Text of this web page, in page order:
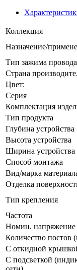
Коллекция
Назначение/
Тип зажима
Страна
Цвет:
Серия
Комплектация
Тип продукта
Глубина устройства
Высота устройства
Ширина устройства
Способ монтажа
Вид/марка
Отделка
Тип крепления
Частота
Номин. напряжение
Количество постов
С откидной
С подсветкой